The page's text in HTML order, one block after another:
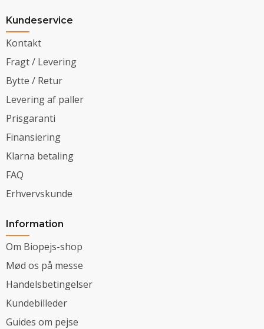
Kundeservice
Kontakt
Fragt / Levering
Bytte / Retur
Levering af paller
Prisgaranti
Finansiering
Klarna betaling
FAQ
Erhvervskunde
Information
Om Biopejs-shop
Mød os på messe
Handelsbetingelser
Kundebilleder
Guides om pejse